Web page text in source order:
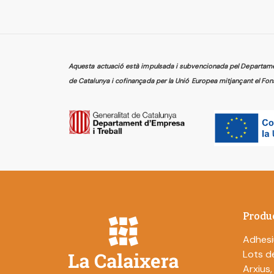
Aquesta actuació està impulsada i subvencionada pel
de Catalunya i cofinançada per la Unió Europea mitjançant el
Lots